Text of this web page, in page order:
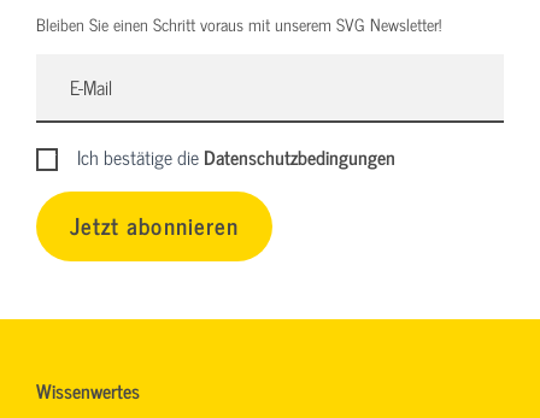
Bleiben Sie einen Schritt voraus mit unserem SVG Newsletter!
Ich bestätige dieDatenschutzbedingungen
Jetzt abonnieren
Wissenwertes